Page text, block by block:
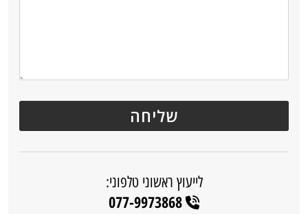
לייעוץ ראשוני טלפוני:
077-9973868